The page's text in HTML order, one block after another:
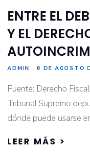
ENTRE EL
Y EL
ADMIN 6 DE AGOSTO
Fuente: Derecho
Tribunal Supremo
dónde puede usarse
LEER MÁS >